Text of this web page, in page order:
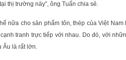
thị trường này”, ông Tuấn chia sẻ.
nữa cho sản phẩm tôn, thép của Việt
tranh trực tiếp với nhau. Do đó, với
Âu là rất lớn.